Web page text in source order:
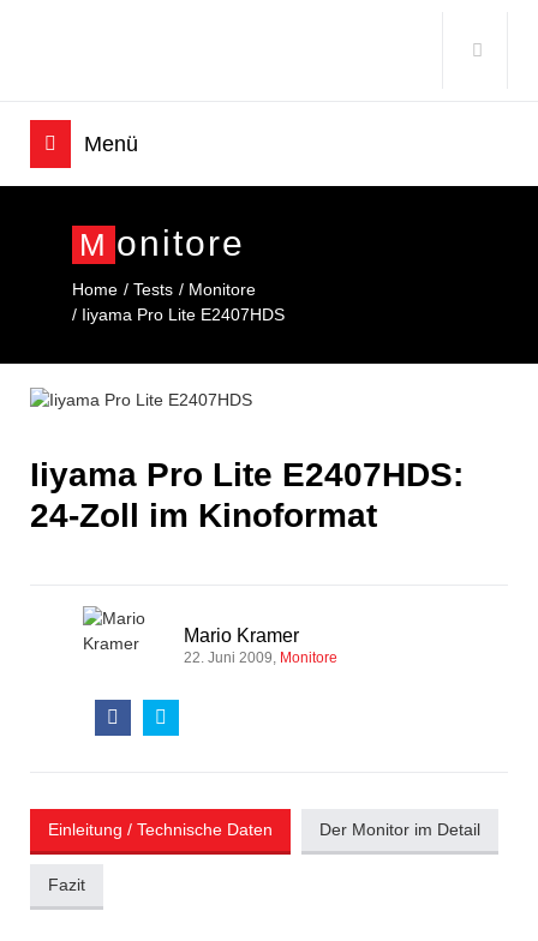
M Onitore
Home Tests
Monitore
Iiyama Pro Lite E2407HDS
Iiyama Pro Lite E2407HDS:
24-Zoll im Kinoformat
Mario Kramer
22. Juni 2009 Monitore
Einleitung / Technische Daten Der Monitor im Detail
Fazit